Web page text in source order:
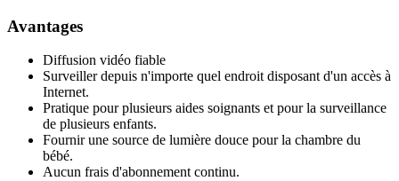
Avantages
Diffusion vidéo fiable
Surveiller depuis n'importe quel endroit disposant d'un accès à
Internet.
Pratique pour plusieurs aides soignants et pour la surveillance
de plusieurs enfants.
Fournir une source de lumière douce pour la chambre du
bébé.
Aucun frais d'abonnement continu.